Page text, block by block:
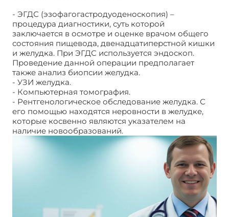
- ЭГДС (эзофагогастродуоденоскопия) –
процедура диагностики, суть которой
заключается в осмотре и оценке врачом общего
состояния пищевода, двенадцатиперстной кишки
и желудка. При ЭГДС используется эндоскоп.
Проведение данной операции предполагает
также анализ биопсии желудка.
- УЗИ желудка.
- Компьютерная томография.
- Рентгенологическое обследование желудка. С
его помощью находятся неровности в желудке,
которые косвенно являются указателем на
наличие новообразований.